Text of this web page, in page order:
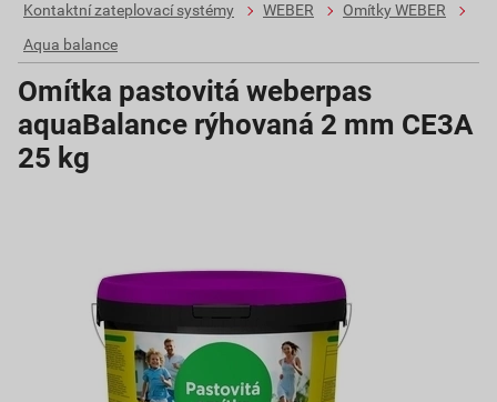
Kontaktní zateplovací systémy
WEBER
Omítky WEBER
Aqua balance
Omítka pastovitá weberpas
aquaBalance rýhovaná 2 mm CE3A
25 kg